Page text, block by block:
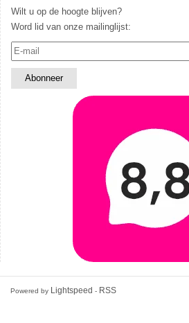
Wilt u op de hoogte blijven?
Word lid van onze mailinglijst:
Powered by Lightspeed - RSS